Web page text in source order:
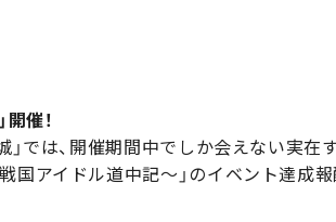
催！
」では、開催期間中でしか会えない実
国アイドル道中記～」のイベント達成